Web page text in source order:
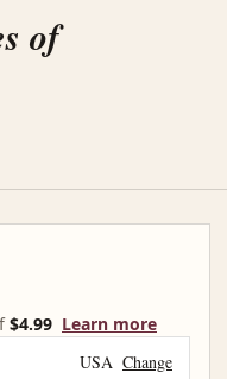
of
$4.99 Learn more
USA Change